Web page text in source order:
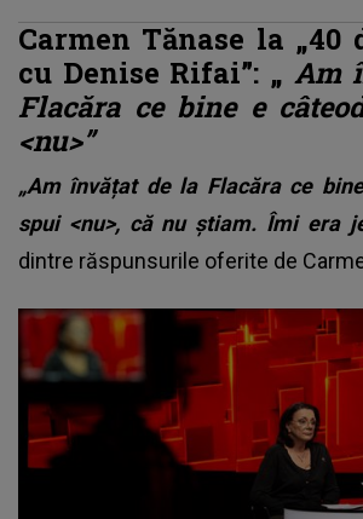
Carmen Tănase la „40
cu Denise Rifai”: „ Am
Flacăra ce bine e
<nu>”
„Am învățat de la Flacăra ce
spui <nu>, că nu știam. Îmi era
dintre răspunsurile oferite de